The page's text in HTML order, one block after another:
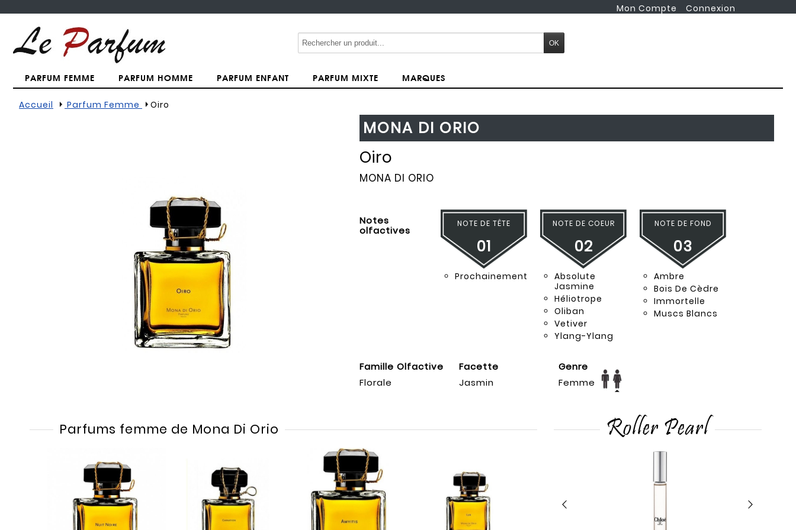
Mon Compte Connexion
PARFUM FEMME PARFUM HOMME PARFUM ENFANT PARFUM MIXTE MARQUES
Accueil Parfum Femme Oiro
MONA DI ORIO
Oiro
MONA DI ORIO
Notes
olfactives
NOTE DE TÊTE
01
Prochainement
NOTE DE COEUR
02
Absolute
Jasmine
Héliotrope
Oliban
Vetiver
Ylang-Ylang
NOTE DE FOND
03
Ambre
Bois De Cèdre
Immortelle
Muscs Blancs
Famille Olfactive
Florale
Facette
Jasmin
Genre
Femme
Parfums femme de Mona Di Orio Roller Pearl